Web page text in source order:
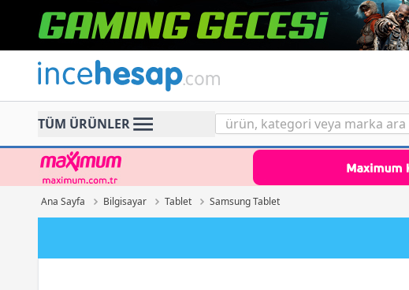
Incehesap
TÜM ÜRÜNLER
Ana Sayfa Bilgisayar Tablet Samsung Tablet